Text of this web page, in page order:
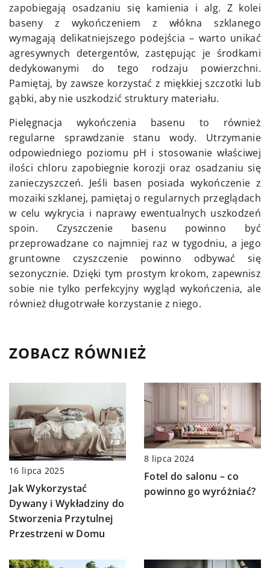
zapobiegają osadzaniu się kamienia i alg. Z kolei
baseny z wykończeniem z włókna szklanego
wymagają delikatniejszego podejścia – warto unikać
agresywnych detergentów, zastępując je środkami
dedykowanymi do tego rodzaju powierzchni.
Pamiętaj, by zawsze korzystać z miękkiej szczotki lub
gąbki, aby nie uszkodzić struktury materiału.
Pielęgnacja wykończenia basenu to również
regularne sprawdzanie stanu wody. Utrzymanie
odpowiedniego poziomu pH i stosowanie właściwej
ilości chloru zapobiegnie korozji oraz osadzaniu się
zanieczyszczeń. Jeśli basen posiada wykończenie z
mozaiki szklanej, pamiętaj o regularnych przeglądach
w celu wykrycia i naprawy ewentualnych uszkodzeń
spoin. Czyszczenie basenu powinno być
przeprowadzane co najmniej raz w tygodniu, a jego
gruntowne czyszczenie powinno odbywać się
sezonycznie. Dzięki tym prostym krokom, zapewnisz
sobie nie tylko perfekcyjny wygląd wykończenia, ale
również długotrwałe korzystanie z niego.
ZOBACZ RÓWNIEŻ
16 lipca 2025
Jak Wykorzystać
Dywany i Wykładziny do
Stworzenia Przytulnej
Przestrzeni w Domu
8 lipca 2024
Fotel do salonu – co
powinno go wyróżniać?